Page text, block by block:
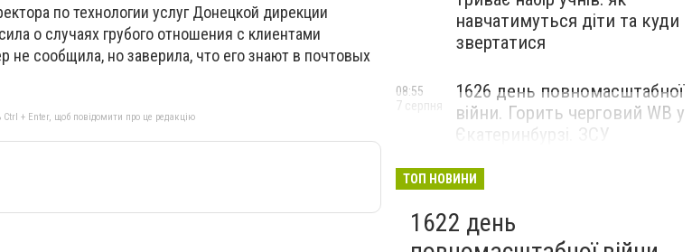
по технологии услуг Донецкой дирекции
о случаях грубого отношения с клиентами
не сообщила, но заверила, что его знают в почтовых
+ Enter, щоб повідомити про це редакцію
навчатимуться діти та куди
звертатися
1626 день повномасштабної
війни. Горить черговий WB у
Єкатеринбурзі. ЗСУ
Маріуполі
08:55
7 серпня
ТОП НОВИНИ
1622 день